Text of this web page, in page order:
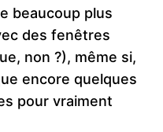
beaucoup plus
des fenêtres
non ?), même si,
encore quelques
pour vraiment